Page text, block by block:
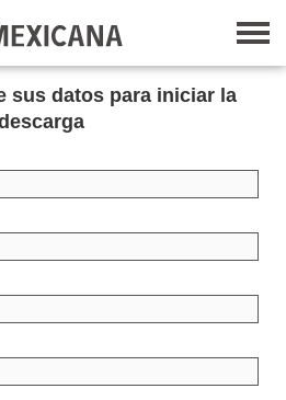
sus datos para iniciar la